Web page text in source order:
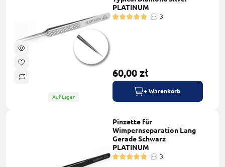
Auf Lager
PLATINUM
3
60,00 zł
+ Warenkorb
Pinzette für
Wimpernseparation Lang
Gerade Schwarz
PLATINUM
3